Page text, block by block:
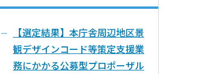
【選定結果】本庁舎周辺地区景
観デザインコード等策定支援業
務にかかる公募型プロポーザル